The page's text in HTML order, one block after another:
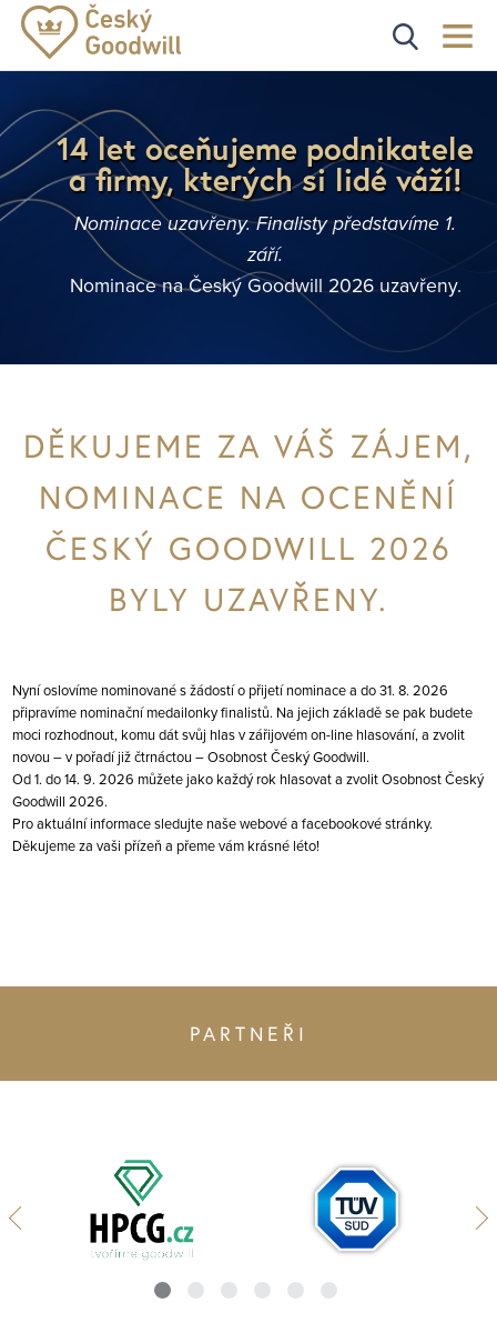
14 let oceňujeme podnikatele
a firmy, kterých si lidé váží!
Nominace uzavřeny. Finalisty představíme 1.
září.
Nominace na Český Goodwill 2026 uzavřeny.
DĚKUJEME ZA VÁŠ ZÁJEM,
NOMINACE NA OCENĚNÍ
ČESKÝ GOODWILL 2026
BYLY UZAVŘENY.
Nyní oslovíme nominované s žádostí o přijetí nominace a do 31. 8. 2026
připravíme nominační medailonky finalistů. Na jejich základě se pak budete
moci rozhodnout, komu dát svůj hlas v zářijovém on-line hlasování, a zvolit
novou – v pořadí již čtrnáctou – Osobnost Český Goodwill.
Od 1. do 14. 9. 2026 můžete jako každý rok hlasovat a zvolit Osobnost Český
Goodwill 2026.
Pro aktuální informace sledujte naše webové afacebookové stránky.
Děkujeme za vaši přízeň a přeme vám krásné léto!
PARTNEŘI